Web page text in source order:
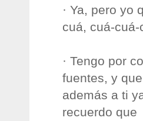
· Ya, pero yo
cuá, cuá-cuá-
· Tengo por
fuentes, y
además a ti
recuerdo que